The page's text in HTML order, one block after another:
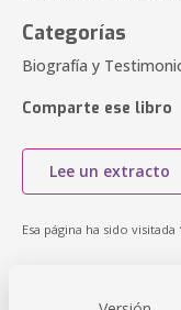
Categorías
Biografía y
Comparte ese libro
Lee un extracto
Esa página ha sido visitada